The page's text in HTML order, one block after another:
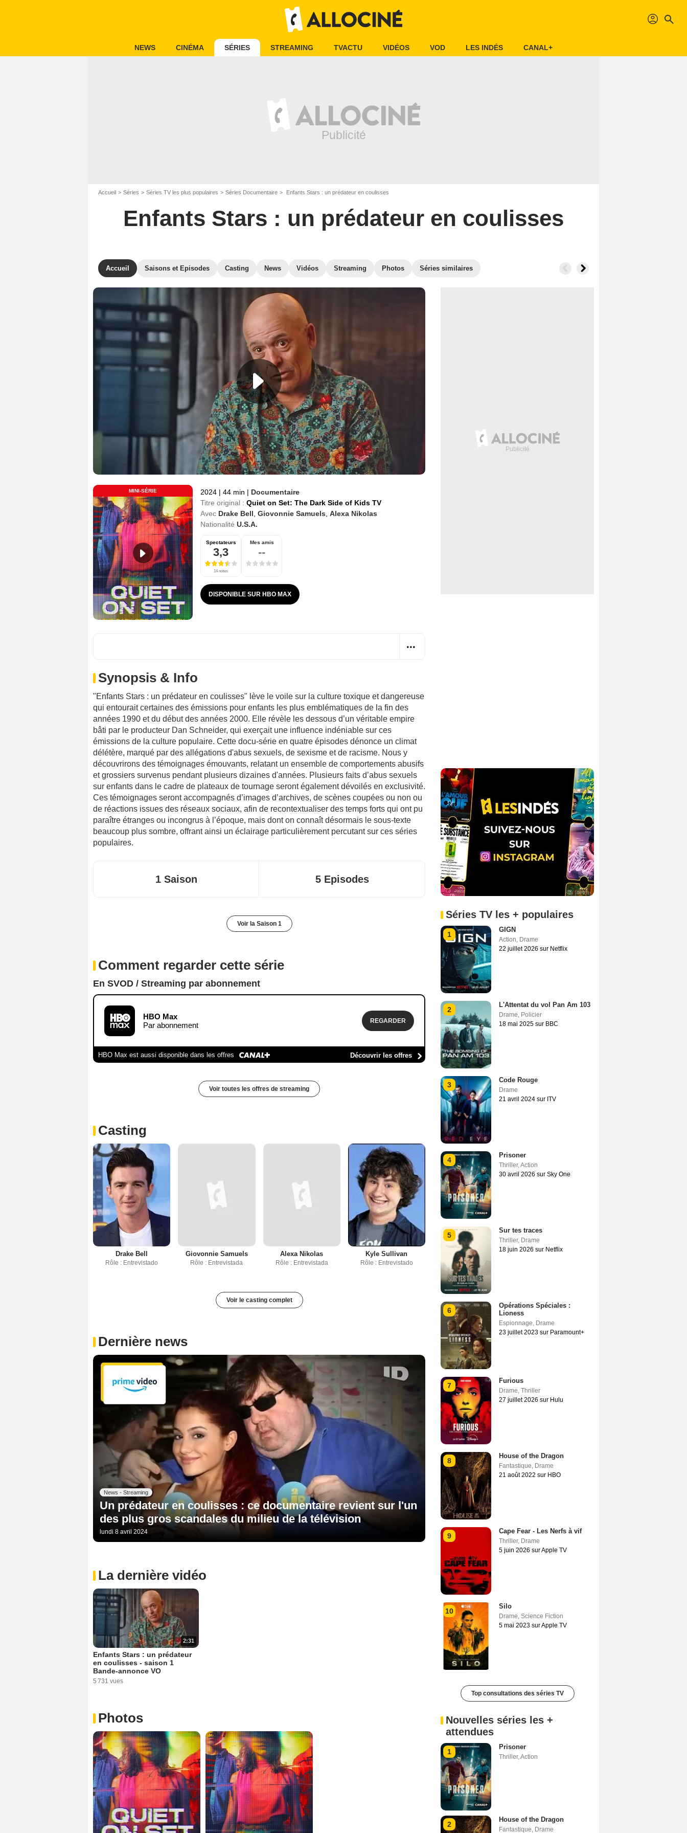
profil search
NEWS CINÉMA SÉRIES STREAMING TVACTU VIDÉOS VOD LES INDÉS CANAL+
Accueil Séries Séries TV les plus populaires Séries Documentaire Enfants Stars : un prédateur en coulisses
Enfants Stars : un prédateur en coulisses
Accueil Saisons et Episodes Casting News Vidéos Streaming Photos Séries similaires
MINI-SÉRIE 2024 | 44 min | Documentaire
Titre original : Quiet on Set: The Dark Side of Kids TV
Avec Drake Bell Giovonnie Samuels Alexa Nikolas
Nationalité U.S.A.
Spectateurs
3,3
14 notes
Mes amis
--
DISPONIBLE SUR HBO MAX
Synopsis & Info
"Enfants Stars : un prédateur en coulisses" lève le voile sur la culture toxique et dangereuse
qui entourait certaines des émissions pour enfants les plus emblématiques de la fin des
années 1990 et du début des années 2000. Elle révèle les dessous d’un véritable empire
bâti par le producteur Dan Schneider, qui exerçait une influence indéniable sur ces
émissions de la culture populaire. Cette docu-série en quatre épisodes dénonce un climat
délétère, marqué par des allégations d'abus sexuels, de sexisme et de racisme. Nous y
découvrirons des témoignages émouvants, relatant un ensemble de comportements abusifs
et grossiers survenus pendant plusieurs dizaines d'années. Plusieurs faits d’abus sexuels
sur enfants dans le cadre de plateaux de tournage seront également dévoilés en exclusivité.
Ces témoignages seront accompagnés d’images d’archives, de scènes coupées ou non ou
de réactions issues des réseaux sociaux, afin de recontextualiser des temps forts qui ont pu
paraître étranges ou incongrus à l’époque, mais dont on connaît désormais le sous-texte
beaucoup plus sombre, offrant ainsi un éclairage particulièrement percutant sur ces séries
populaires.
1 Saison 5 Episodes
Voir la Saison 1
Comment regarder cette série
En SVOD / Streaming par abonnement
HBO Max
Par abonnement
REGARDER
HBO Max est aussi disponible dans les offres Découvrir les offres
Voir toutes les offres de streaming
Casting
Drake Bell
Rôle : Entrevistado
Giovonnie Samuels
Rôle : Entrevistada
Alexa Nikolas
Rôle : Entrevistada
Kyle Sullivan
Rôle : Entrevistado
Voir le casting complet
Dernière news
News - Streaming
Un prédateur en coulisses : ce documentaire revient sur l'un
des plus gros scandales du milieu de la télévision
lundi 8 avril 2024
La dernière vidéo
2:31
Enfants Stars : un prédateur
en coulisses - saison 1
Bande-annonce VO
5 731 vues
Photos
Séries TV les + populaires
1
GIGN
Action, Drame
22 juillet 2026 sur Netflix
2
L'Attentat du vol Pan Am 103
Drame, Policier
18 mai 2025 sur BBC
3
Code Rouge
Drame
21 avril 2024 sur ITV
4
Prisoner
Thriller,Action
30 avril 2026 sur Sky One
5
Sur tes traces
Thriller, Drame
18 juin 2026 sur Netflix
6
Opérations Spéciales :
Lioness
Espionnage, Drame
23 juillet 2023 sur Paramount+
7
Furious
Drame, Thriller
27 juillet 2026 sur Hulu
8
House of the Dragon
Fantastique, Drame
21 août 2022 sur HBO
9
Cape Fear - Les Nerfs à vif
Thriller, Drame
5 juin 2026 sur Apple TV
10
Silo
Drame, Science Fiction
5 mai 2023 sur Apple TV
Top consultations des séries TV
Nouvelles séries les +
attendues
1
Prisoner
Thriller,Action
2
House of the Dragon
Fantastique, Drame